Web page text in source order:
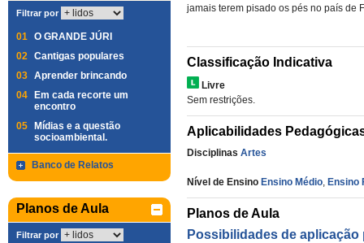
Filtrar por
01 O GRANDE JÚRI
02 Cantigas populares
03 Aprender brincando
04
Em cada recorte um
encontro
05
Mídias e a questão
socioambiental.
Banco de Relatos
Planos de Aula
Filtrar por
jamais terem pisado os pés no país de
Classificação Indicativa
Livre
Sem restrições.
Aplicabilidades
Disciplinas Artes
Nível de Ensino Ensino Médio, Ensino
Planos de Aula
Possibilidades de aplicação